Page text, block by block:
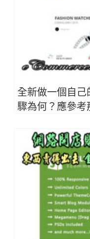
全新做一個自
驟為何？應參考